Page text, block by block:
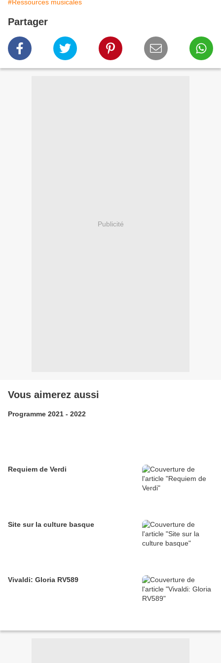
#Ressources musicales
Partager
Publicité
Vous aimerez aussi
Programme 2021 - 2022
Requiem de Verdi
Site sur la culture basque
Vivaldi: Gloria RV589